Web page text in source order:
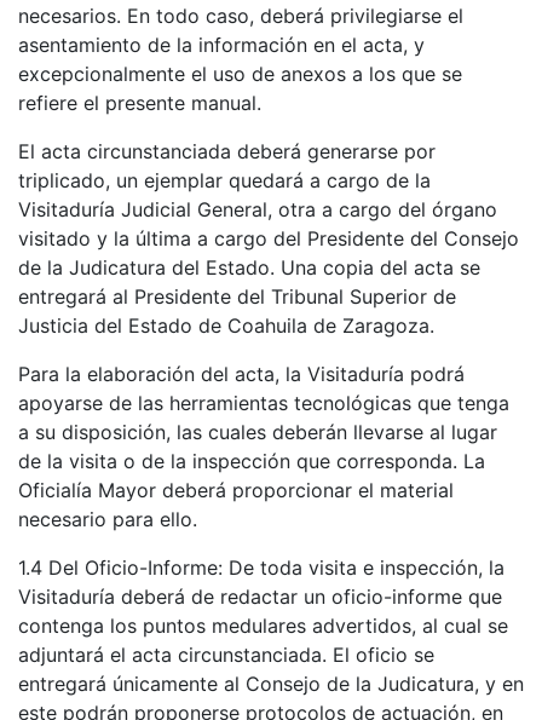
necesarios. En todo caso, deberá privilegiarse el
asentamiento de la información en el acta, y
excepcionalmente el uso de anexos a los que se
refiere el presente manual.
El acta circunstanciada deberá generarse por
triplicado, un ejemplar quedará a cargo de la
Visitaduría Judicial General, otra a cargo del órgano
visitado y la última a cargo del Presidente del Consejo
de la Judicatura del Estado. Una copia del acta se
entregará al Presidente del Tribunal Superior de
Justicia del Estado de Coahuila de Zaragoza.
Para la elaboración del acta, la Visitaduría podrá
apoyarse de las herramientas tecnológicas que tenga
a su disposición, las cuales deberán llevarse al lugar
de la visita o de la inspección que corresponda. La
Oficialía Mayor deberá proporcionar el material
necesario para ello.
1.4 Del Oficio-Informe: De toda visita e inspección, la
Visitaduría deberá de redactar un oficio-informe que
contenga los puntos medulares advertidos, al cual se
adjuntará el acta circunstanciada. El oficio se
entregará únicamente al Consejo de la Judicatura, y en
este podrán proponerse protocolos de actuación, en